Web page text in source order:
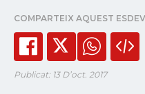
COMPARTEIX AQUEST
Publicat: 13 D’oct. 2017